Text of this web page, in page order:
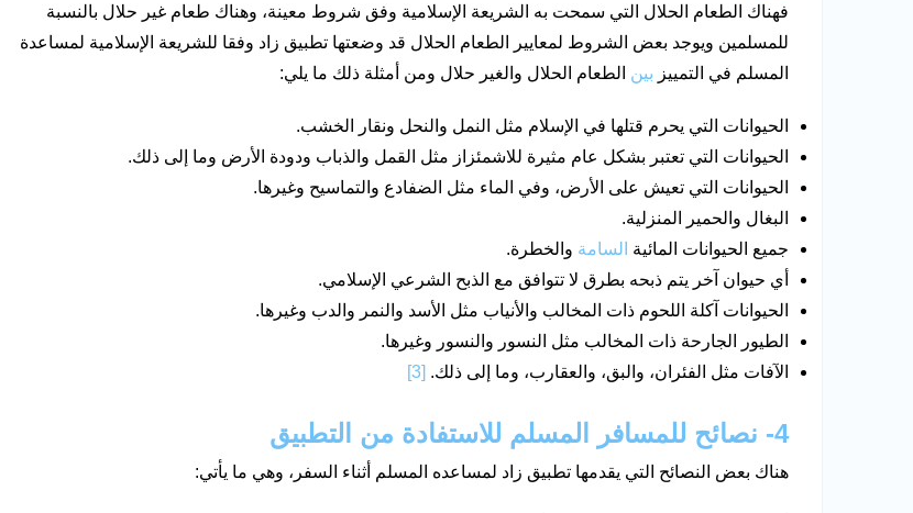
فهناك الطعام الحلال التي سمحت به الشريعة الإسلامية وفق شروط معينة، وهناك طعام غير حلال بالنسبة
للمسلمين ويوجد بعض الشروط لمعايير الطعام الحلال قد وضعتها تطبيق زاد وفقا للشريعة الإسلامية لمساعدة
المسلم في التمييز بين الطعام الحلال والغير حلال ومن أمثلة ذلك ما يلي:
الحيوانات التي يحرم قتلها في الإسلام مثل النمل والنحل ونقار الخشب.
الحيوانات التي تعتبر بشكل عام مثيرة للاشمئزاز مثل القمل والذباب ودودة الأرض وما إلى ذلك.
الحيوانات التي تعيش على الأرض، وفي الماء مثل الضفادع والتماسيح وغيرها.
البغال والحمير المنزلية.
جميع الحيوانات المائية السامة والخطرة.
أي حيوان آخر يتم ذبحه بطرق لا تتوافق مع الذبح الشرعي الإسلامي.
الحيوانات آكلة اللحوم ذات المخالب والأنياب مثل الأسد والنمر والدب وغيرها.
الطيور الجارحة ذات المخالب مثل النسور والنسور وغيرها.
الآفات مثل الفئران، والبق، والعقارب، وما إلى ذلك. [3]
4- نصائح للمسافر المسلم للاستفادة من التطبيق
هناك بعض النصائح التي يقدمها تطبيق زاد لمساعده المسلم أثناء السفر، وهي ما يأتي: